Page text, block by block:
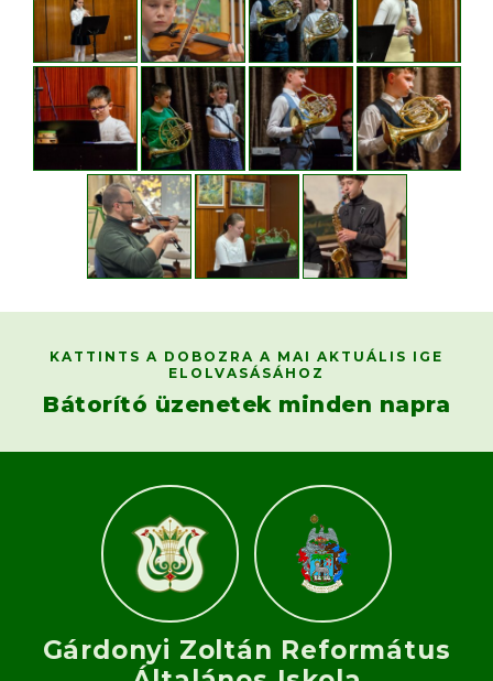
KATTINTS A DOBOZRA A MAI AKTUÁLIS IGE
ELOLVASÁSÁHOZ
Bátorító üzenetek minden napra
Gárdonyi Zoltán Református